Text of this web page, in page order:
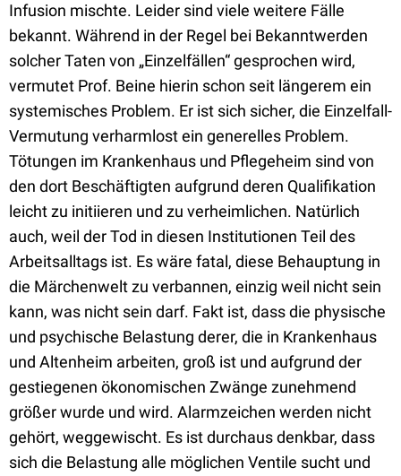
Infusion mischte. Leider sind viele weitere Fälle
bekannt. Während in der Regel bei Bekanntwerden
solcher Taten von „Einzelfällen“ gesprochen wird,
vermutet Prof. Beine hierin schon seit längerem ein
systemisches Problem. Er ist sich sicher, die Einzelfall-
Vermutung verharmlost ein generelles Problem.
Tötungen im Krankenhaus und Pflegeheim sind von
den dort Beschäftigten aufgrund deren Qualifikation
leicht zu initiieren und zu verheimlichen. Natürlich
auch, weil der Tod in diesen Institutionen Teil des
Arbeitsalltags ist. Es wäre fatal, diese Behauptung in
die Märchenwelt zu verbannen, einzig weil nicht sein
kann, was nicht sein darf. Fakt ist, dass die physische
und psychische Belastung derer, die in Krankenhaus
und Altenheim arbeiten, groß ist und aufgrund der
gestiegenen ökonomischen Zwänge zunehmend
größer wurde und wird. Alarmzeichen werden nicht
gehört, weggewischt. Es ist durchaus denkbar, dass
sich die Belastung alle möglichen Ventile sucht und